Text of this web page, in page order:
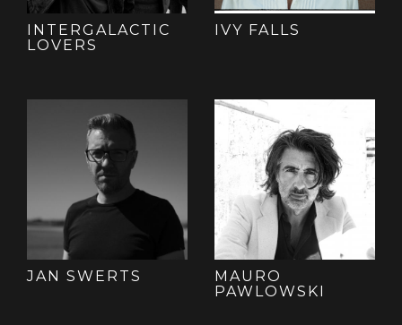
INTERGALACTIC
LOVERS
IVY FALLS
JAN SWERTS
MAURO
PAWLOWSKI